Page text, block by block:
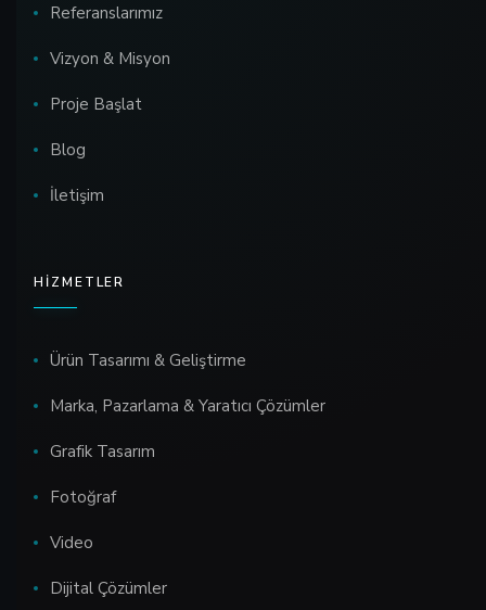
Referanslarımız
Vizyon & Misyon
Proje Başlat
Blog
İletişim
HIZMETLER
Ürün Tasarımı & Geliştirme
Marka, Pazarlama & Yaratıcı Çözümler
Grafik Tasarım
Fotoğraf
Video
Dijital Çözümler